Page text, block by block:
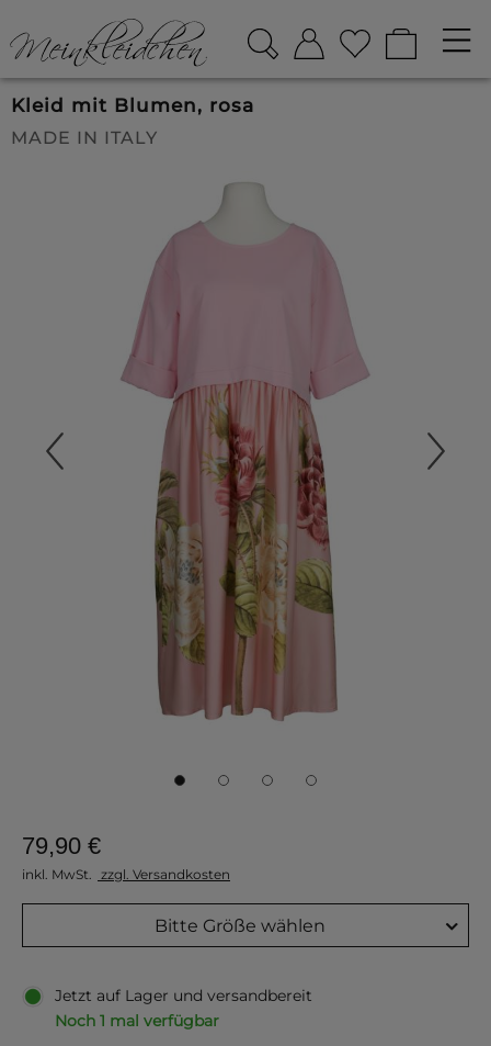
Kleid mit Blumen, rosa
MADE IN ITALY
79,90 €
inkl. MwSt. zzgl. Versandkosten
Bitte Größe wählen
Jetzt auf Lager und versandbereit
Noch 1 mal verfügbar